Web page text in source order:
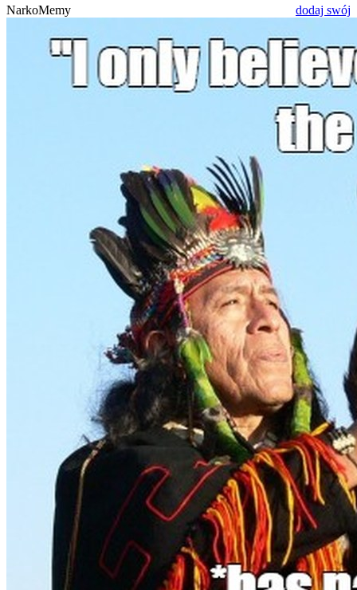
NarkoMemy
dodaj swój